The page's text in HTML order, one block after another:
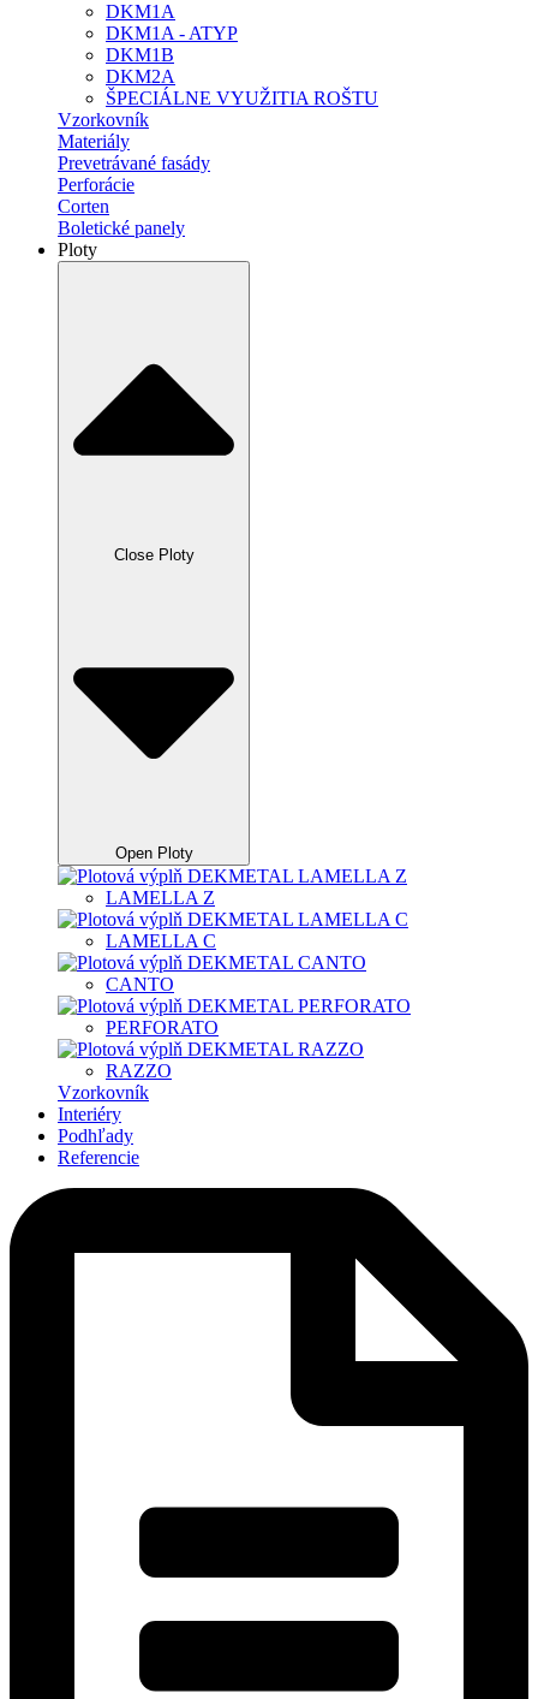
DKM1A
DKM1A - ATYP
DKM1B
DKM2A
ŠPECIÁLNE VYUŽITIA ROŠTU
Vzorkovník
Materiály
Prevetrávané fasády
Perforácie
Corten
Boletické panely
Ploty
Close Ploty
Open Ploty
LAMELLA Z
LAMELLA C
CANTO
PERFORATO
RAZZO
Vzorkovník
Interiéry
Podhľady
Referencie